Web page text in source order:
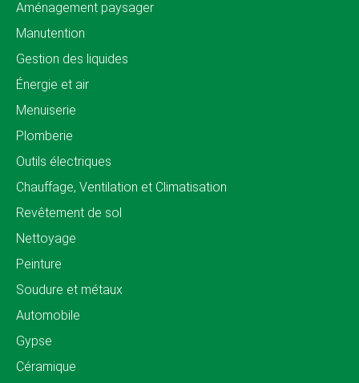
Aménagement paysager
Manutention
Gestion des liquides
Énergie et air
Menuiserie
Plomberie
Outils électriques
Chauffage, Ventilation et Climatisation
Revêtement de sol
Nettoyage
Peinture
Soudure et métaux
Automobile
Gypse
Céramique